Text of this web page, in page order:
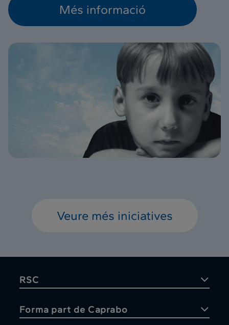
Més informació
Veure més iniciatives
RSC
Forma part de Caprabo